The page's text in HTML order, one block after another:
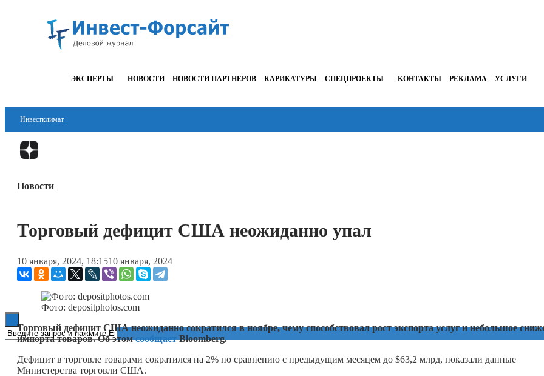
ЭКСПЕРТЫ НОВОСТИ НОВОСТИ ПАРТНЕРОВ КАРИКАТУРЫ СПЕЦПРОЕКТЫ КОНТАКТЫ РЕКЛАМА УСЛУГИ
Инвестклимат
Финансы
Блокчейн
Технологии
ESG
Новости
Торговый дефицит США неожиданно упал
10 января, 2024, 18:1510 января, 2024
Фото: depositphotos.com
Торговый дефицит США неожиданно сократился в ноябре, чему способствовал рост экспорта услуг и небольшое
импорта товаров. Об этомсообщаетBloomberg.
Дефицит в торговле товарами сократился на 2% по сравнению с предыдущим месяцем до $63,2 млрд, показали данные
Министерства торговли США.